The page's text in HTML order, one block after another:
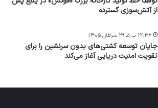
از آتش‌سوزی گسترده
جاپان توسعه کشتی‌های بدون سرنشین را برای
تقویت امنیت دریایی آغاز می‌کند
۱۲:۳۶ ب.ظ ۲۹ سرطان ۱۴۰۵